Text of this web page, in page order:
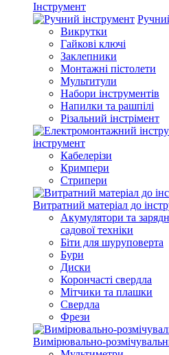
Інструмент
Викрутки
Гайкові ключі
Заклепники
Монтажні пістолети
Мультитули
Набори інструментів
Напилки та рашпілі
Різальний інстрімент
інструмент
Кабелерізи
Кримпери
Стрипери
Витратний матеріал до
Акумулятори та
садової техніки
Біти для шуруповерта
Бури
Диски
Корончасті свердла
Мітчики та плашки
Свердла
Фрези
Вимірювально-